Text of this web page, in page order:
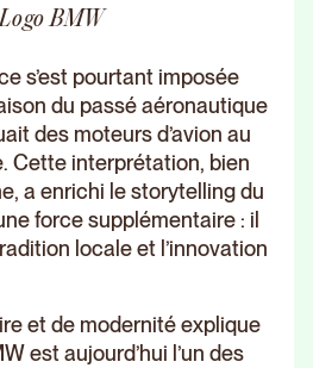
BMW
s’est pourtant imposée
du passé aéronautique
des moteurs d’avion au
Cette interprétation, bien
a enrichi le storytelling du
force supplémentaire : il
locale et l’innovation
et de modernité explique
est aujourd’hui l’un des